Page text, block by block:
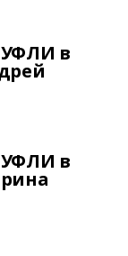
УФЛИ в
УФЛИ в